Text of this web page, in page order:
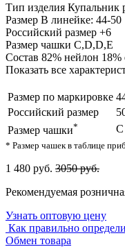
Тип изделия Купальник
Размер В линейке: 44-50
Российский размер +6
Размер чашки C,D,D,E
Состав 82% нейлон 18%
Показать все
Размер по маркировке
Российский размер
Размер чашки* C
* Размер чашек в таблице
1 480 руб. 3050 руб.
Рекомендуемая
Узнать оптовую цену
Как правильно
Обмен товара